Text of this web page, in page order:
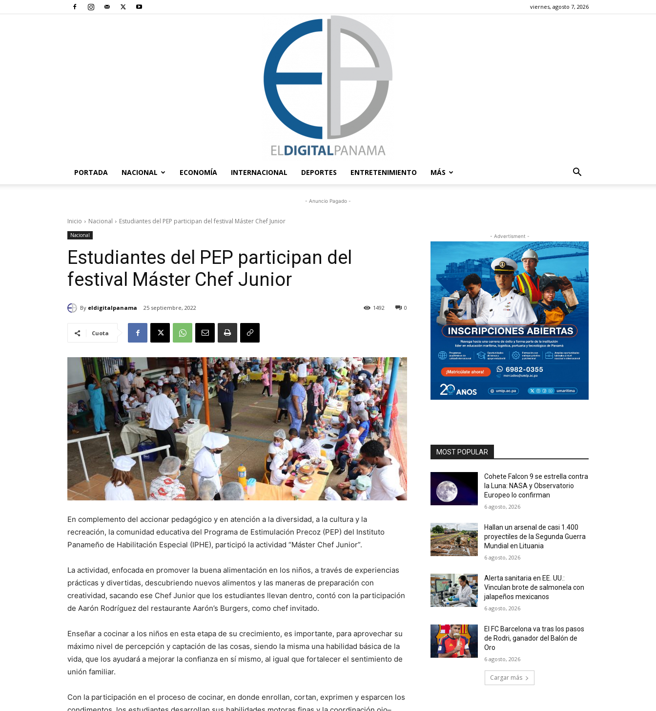
viernes, agosto 7, 2026
Digital
PORTADA NACIONAL ECONOMÍA INTERNACIONAL DEPORTES ENTRETENIMIENTO MÁS
- Anuncio Pagado -
Inicio Nacional Estudiantes del PEP participan del festival Máster Chef Junior
Nacional
Estudiantes del PEP participan del
festival Máster Chef Junior
By eldigitalpanama 25 septiembre, 2022 0
1492
Cuota
En complemento del accionar pedagógico y en atención a la diversidad, a la cultura y la
recreación, la comunidad educativa del Programa de Estimulación Precoz (PEP) del Instituto
Panameño de Habilitación Especial (IPHE), participó la actividad “Máster Chef Junior”.
La actividad, enfocada en promover la buena alimentación en los niños, a través de experiencias
prácticas y divertidas, descubriendo nuevos alimentos y las maneras de preparación con
creatividad, sacando ese Chef Junior que los estudiantes llevan dentro, contó con la participación
de Aarón Rodríguez del restaurante Aarón’s Burgers, como chef invitado.
Enseñar a cocinar a los niños en esta etapa de su crecimiento, es importante, para aprovechar su
máximo nivel de percepción y captación de las cosas, siendo la misma una habilidad básica de la
vida, que los ayudará a mejorar la confianza en sí mismo, al igual que fortalecer el sentimiento de
unión familiar.
Con la participación en el proceso de cocinar, en donde enrollan, cortan, exprimen y esparcen los
- Advertisment -
MOST POPULAR
Cohete Falcon 9 se estrella contra
la Luna: NASA y Observatorio
Europeo lo confirman
6 agosto, 2026
Hallan un arsenal de casi 1.400
proyectiles de la Segunda Guerra
Mundial en Lituania
6 agosto, 2026
Alerta sanitaria en EE. UU.:
Vinculan brote de salmonela con
jalapeños mexicanos
6 agosto, 2026
El FC Barcelona va tras los pasos
de Rodri, ganador del Balón de
Oro
6 agosto, 2026
Cargar más